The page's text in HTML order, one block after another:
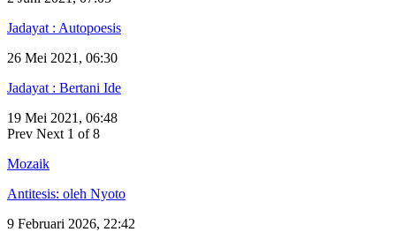
Jadayat : Autopoesis
26 Mei 2021, 06:30
Jadayat : Bertani Ide
19 Mei 2021, 06:48
Prev Next 1 of 8
Mozaik
Antitesis: oleh Nyoto
9 Februari 2026, 22:42